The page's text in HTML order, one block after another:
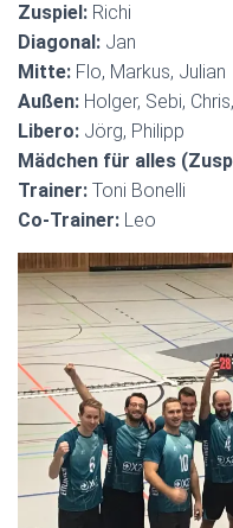
Zuspiel: Richi
Diagonal: Jan
Mitte: Flo, Markus, Julian
Außen: Holger, Sebi,
Libero: Jörg, Philipp
Mädchen für alles
Trainer: Toni Bonelli
Co-Trainer: Leo